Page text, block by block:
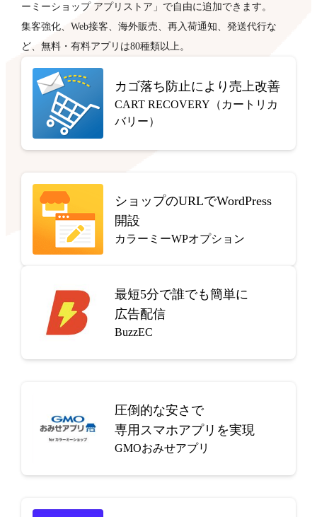
ーミーショップ アプリストア」で自由に追加できます。
集客強化、Web接客、海外販売、再入荷通知、発送代行な
ど、無料・有料アプリは80種類以上。
カゴ落ち防止により売上改善
CART RECOVERY（カートリカ
バリー）
ショップのURLでWordPress
開設
カラーミーWPオプション
最短5分で誰でも簡単に
広告配信
BuzzEC
圧倒的な安さで
専用スマホアプリを実現
GMOおみせアプリ